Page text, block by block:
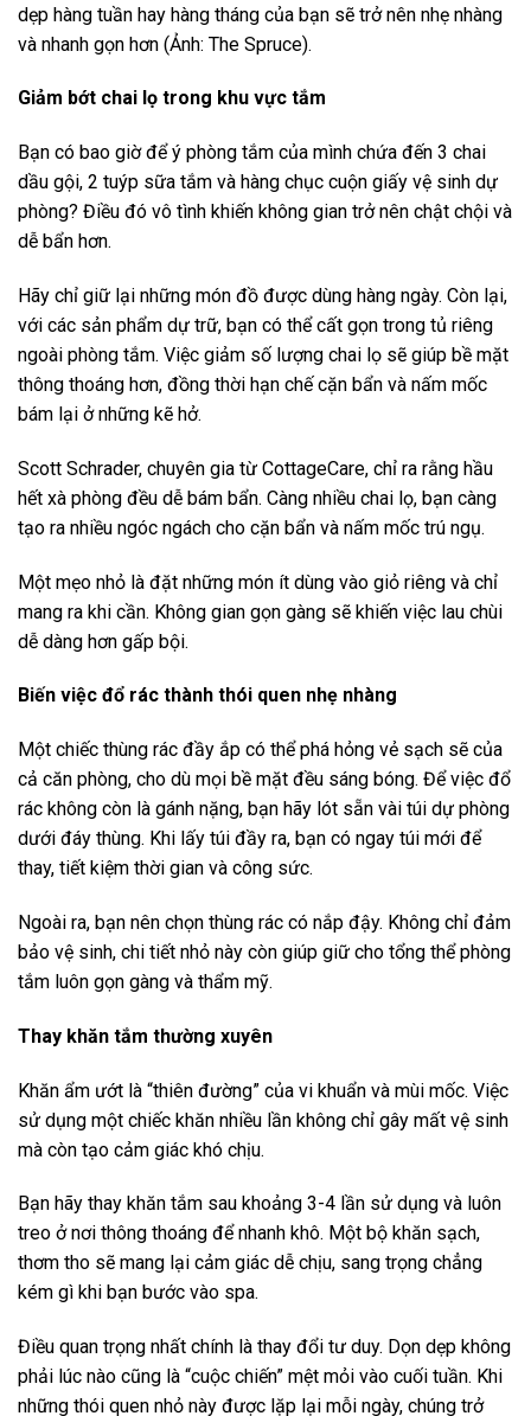
dẹp hàng tuần hay hàng tháng của bạn sẽ trở nên nhẹ nhàng
và nhanh gọn hơn (Ảnh: The Spruce).
Giảm bớt chai lọ trong khu vực tắm
Bạn có bao giờ để ý phòng tắm của mình chứa đến 3 chai
dầu gội, 2 tuýp sữa tắm và hàng chục cuộn giấy vệ sinh dự
phòng? Điều đó vô tình khiến không gian trở nên chật chội và
dễ bẩn hơn.
Hãy chỉ giữ lại những món đồ được dùng hàng ngày. Còn lại,
với các sản phẩm dự trữ, bạn có thể cất gọn trong tủ riêng
ngoài phòng tắm. Việc giảm số lượng chai lọ sẽ giúp bề mặt
thông thoáng hơn, đồng thời hạn chế cặn bẩn và nấm mốc
bám lại ở những kẽ hở.
Scott Schrader, chuyên gia từ CottageCare, chỉ ra rằng hầu
hết xà phòng đều dễ bám bẩn. Càng nhiều chai lọ, bạn càng
tạo ra nhiều ngóc ngách cho cặn bẩn và nấm mốc trú ngụ.
Một mẹo nhỏ là đặt những món ít dùng vào giỏ riêng và chỉ
mang ra khi cần. Không gian gọn gàng sẽ khiến việc lau chùi
dễ dàng hơn gấp bội.
Biến việc đổ rác thành thói quen nhẹ nhàng
Một chiếc thùng rác đầy ắp có thể phá hỏng vẻ sạch sẽ của
cả căn phòng, cho dù mọi bề mặt đều sáng bóng. Để việc đổ
rác không còn là gánh nặng, bạn hãy lót sẵn vài túi dự phòng
dưới đáy thùng. Khi lấy túi đầy ra, bạn có ngay túi mới để
thay, tiết kiệm thời gian và công sức.
Ngoài ra, bạn nên chọn thùng rác có nắp đậy. Không chỉ đảm
bảo vệ sinh, chi tiết nhỏ này còn giúp giữ cho tổng thể phòng
tắm luôn gọn gàng và thẩm mỹ.
Thay khăn tắm thường xuyên
Khăn ẩm ướt là “thiên đường” của vi khuẩn và mùi mốc. Việc
sử dụng một chiếc khăn nhiều lần không chỉ gây mất vệ sinh
mà còn tạo cảm giác khó chịu.
Bạn hãy thay khăn tắm sau khoảng 3-4 lần sử dụng và luôn
treo ở nơi thông thoáng để nhanh khô. Một bộ khăn sạch,
thơm tho sẽ mang lại cảm giác dễ chịu, sang trọng chẳng
kém gì khi bạn bước vào spa.
Điều quan trọng nhất chính là thay đổi tư duy. Dọn dẹp không
phải lúc nào cũng là “cuộc chiến” mệt mỏi vào cuối tuần. Khi
những thói quen nhỏ này được lặp lại mỗi ngày, chúng trở